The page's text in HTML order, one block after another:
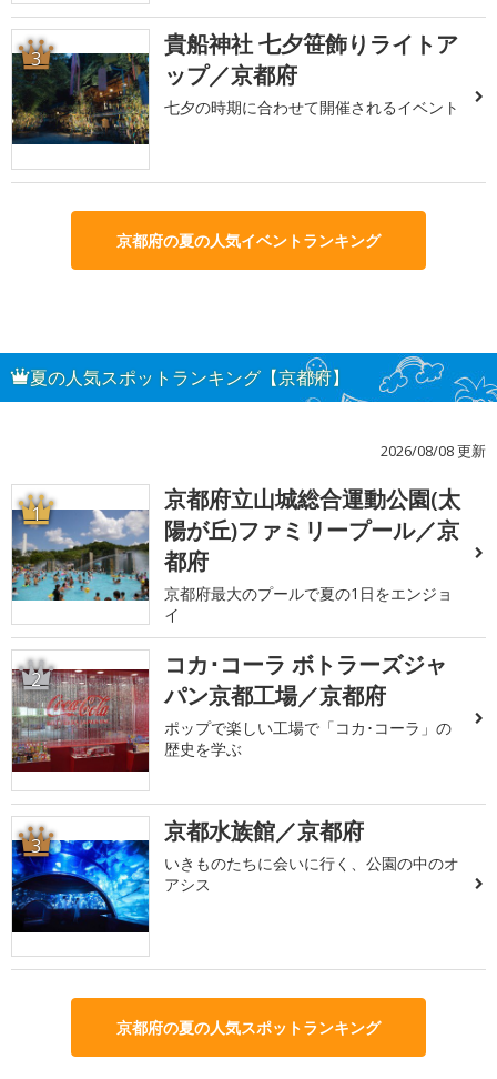
3
貴船神社 七夕笹飾りライトア
ップ／京都府
七夕の時期に合わせて開催されるイベント
京都府の夏の人気イベントランキング
夏の人気スポットランキング【京都府】
2026/08/08 更新
1
京都府立山城総合運動公園(太
陽が丘)ファミリープール／京
都府
京都府最大のプールで夏の1日をエンジョ
イ
2
コカ･コーラ ボトラーズジャ
パン京都工場／京都府
ポップで楽しい工場で「コカ･コーラ」の
歴史を学ぶ
3 京都水族館／京都府
いきものたちに会いに行く、公園の中のオ
アシス
京都府の夏の人気スポットランキング